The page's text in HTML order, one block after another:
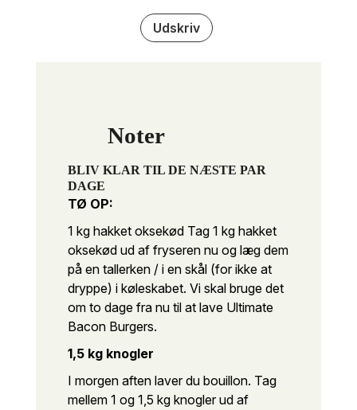
Udskriv
Noter
BLIV KLAR TIL DE NÆSTE PAR
DAGE
TØ OP:
1 kg hakket oksekød Tag 1 kg hakket
oksekød ud af fryseren nu og læg dem
på en tallerken / i en skål (for ikke at
dryppe) i køleskabet. Vi skal bruge det
om to dage fra nu til at lave Ultimate
Bacon Burgers.
1,5 kg knogler
I morgen aften laver du bouillon. Tag
mellem 1 og 1,5 kg knogler ud af